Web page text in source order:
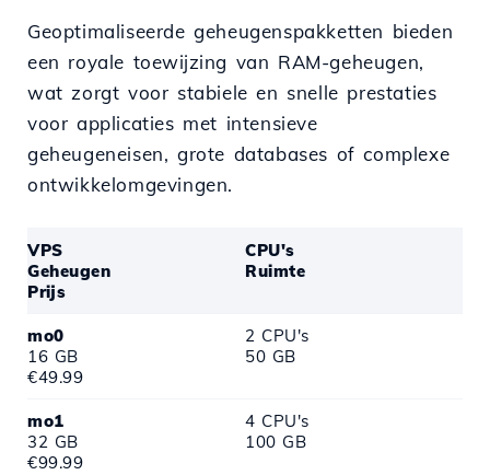
Geoptimaliseerde geheugenspakketten bieden
een royale toewijzing van RAM-geheugen,
wat zorgt voor stabiele en snelle prestaties
voor applicaties met intensieve
geheugeneisen, grote databases of complexe
ontwikkelomgevingen.
VPS
CPU's
Geheugen
Ruimte
Prijs
mo0
2 CPU's
16 GB
50 GB
€49.99
mo1
4 CPU's
32 GB
100 GB
€99.99